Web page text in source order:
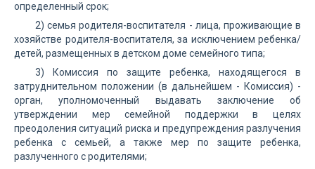
определенный срок;
2) семья родителя-воспитателя - лица, проживающие в
хозяйстве родителя-воспитателя, за исключением ребенка/
детей, размещенных в детском доме семейного типа;
3) Комиссия по защите ребенка, находящегося в
затруднительном положении (в дальнейшем - Комиссия) -
орган, уполномоченный выдавать заключение об
утверждении мер семейной поддержки в целях
преодоления ситуаций риска и предупреждения разлучения
ребенка с семьей, а также мер по защите ребенка,
разлученного с родителями;